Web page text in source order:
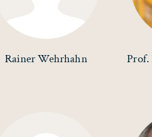
Rainer Wehrhahn Prof.